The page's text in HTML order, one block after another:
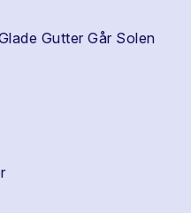
Gutter Går Solen